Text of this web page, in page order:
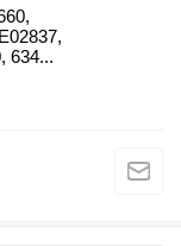
634...